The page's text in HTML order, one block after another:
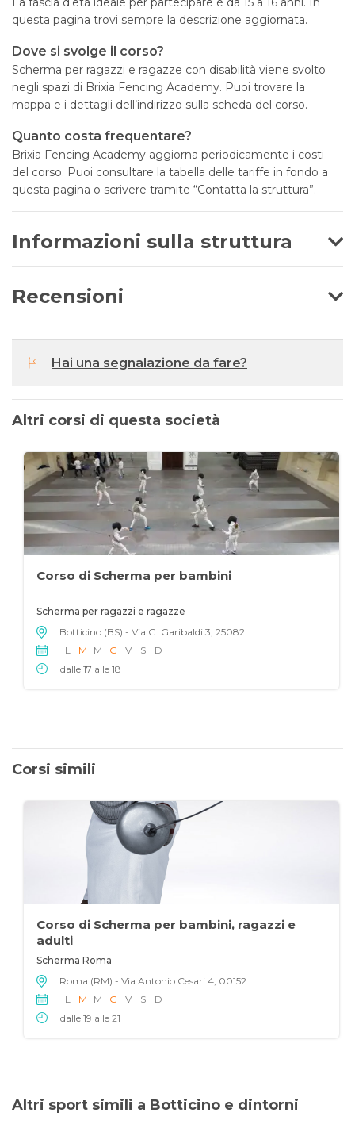
questa pagina trovi sempre la descrizione aggiornata.
Dove si svolge il corso?
Scherma per ragazzi e ragazze con disabilità viene svolto
negli spazi di Brixia Fencing Academy. Puoi trovare la
mappa e i dettagli dell’indirizzo sulla scheda del corso.
Quanto costa frequentare?
Brixia Fencing Academy aggiorna periodicamente i costi
del corso. Puoi consultare la tabella delle tariffe in fondo a
questa pagina o scrivere tramite “Contatta la struttura”.
Informazioni sulla struttura
Recensioni
Hai una segnalazione da fare?
Altri corsi di questa società
Corso di Scherma per bambini
Scherma per ragazzi e ragazze
Botticino (BS) - Via G. Garibaldi 3, 25082
L
M M G V S
D
dalle 17 alle 18
Corsi simili
Corso di Scherma per bambini, ragazzi e
adulti
Scherma Roma
Roma (RM) - Via Antonio Cesari 4, 00152
L
M M G V S
D
dalle 19 alle 21
Altri sport simili a Botticino e dintorni